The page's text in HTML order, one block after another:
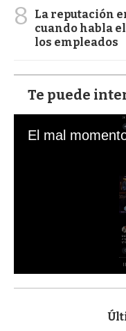
8
La reputación
cuando habla
los empleados
Te puede
s